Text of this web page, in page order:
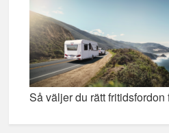
Så väljer du rätt fritidsfordon